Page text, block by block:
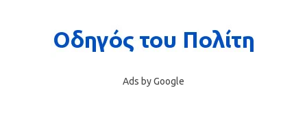
Ads by Google